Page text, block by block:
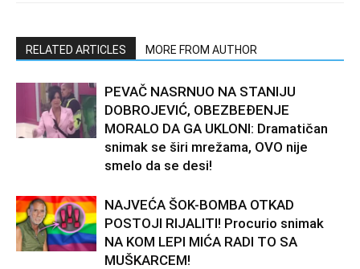
RELATED ARTICLES MORE FROM AUTHOR
PEVAČ NASRNUO NA STANIJU
DOBROJEVIĆ, OBEZBEĐENJE
MORALO DA GA UKLONI: Dramatičan
snimak se širi mrežama, OVO nije
smelo da se desi!
NAJVEĆA ŠOK-BOMBA OTKAD
POSTOJI RIJALITI! Procurio snimak
NA KOM LEPI MIĆA RADI TO SA
MUŠKARCEM!